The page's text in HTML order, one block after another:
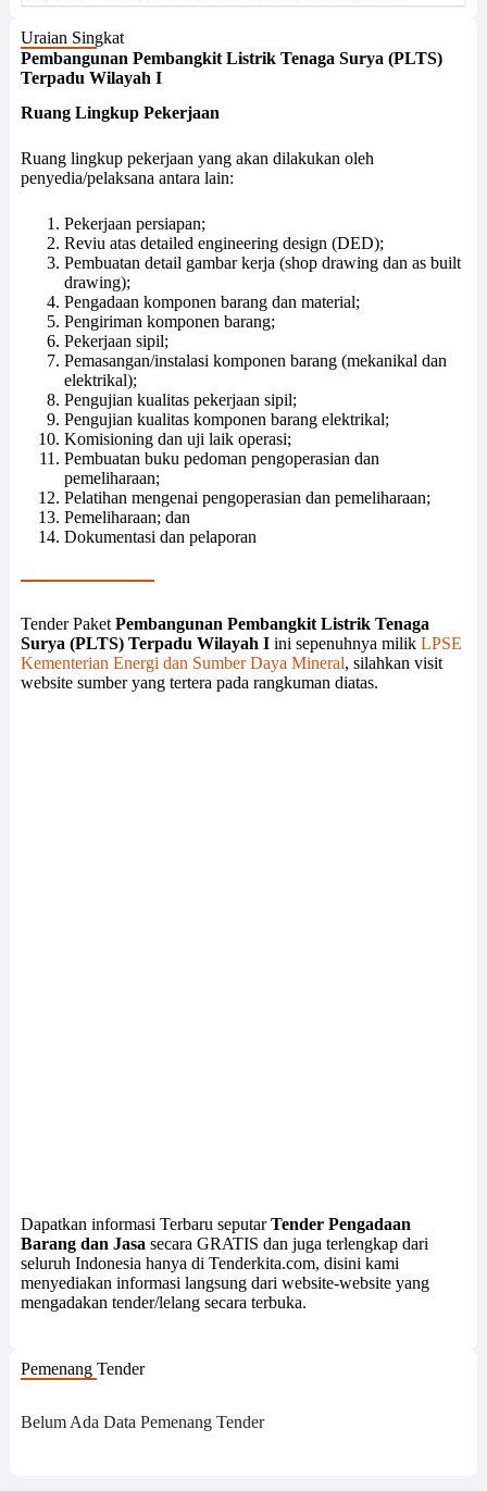
Uraian Singkat
Pembangunan Pembangkit Listrik Tenaga Surya (PLTS)
Terpadu Wilayah I
Ruang Lingkup Pekerjaan
Ruang lingkup pekerjaan yang akan dilakukan oleh
penyedia/pelaksana antara lain:
Pekerjaan persiapan;
Reviu atas detailed engineering design (DED);
Pembuatan detail gambar kerja (shop drawing dan as built
drawing);
Pengadaan komponen barang dan material;
Pengiriman komponen barang;
Pekerjaan sipil;
Pemasangan/instalasi komponen barang (mekanikal dan
elektrikal);
Pengujian kualitas pekerjaan sipil;
Pengujian kualitas komponen barang elektrikal;
Komisioning dan uji laik operasi;
Pembuatan buku pedoman pengoperasian dan
pemeliharaan;
Pelatihan mengenai pengoperasian dan pemeliharaan;
Pemeliharaan; dan
Dokumentasi dan pelaporan
Tender Paket Pembangunan Pembangkit Listrik Tenaga
Surya (PLTS) Terpadu Wilayah Iini sepenuhnya milik LPSE
Kementerian Energi dan Sumber Daya Mineral, silahkan visit
website sumber yang tertera pada rangkuman diatas.
Dapatkan informasi Terbaru seputarTender Pengadaan
Barang dan Jasa secara GRATIS dan juga terlengkap dari
seluruh Indonesia hanya di Tenderkita.com, disini kami
menyediakan informasi langsung dari website-website yang
mengadakan tender/lelang secara terbuka.
Pemenang Tender
Belum Ada Data Pemenang Tender